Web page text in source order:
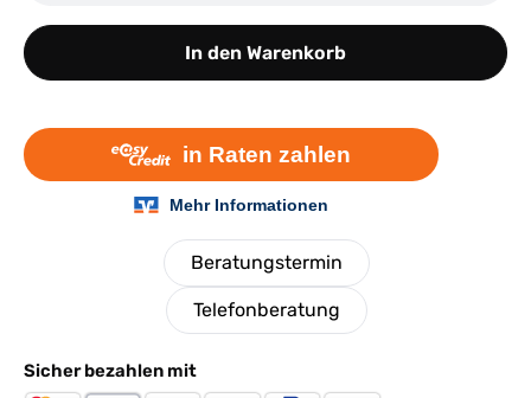
In den Warenkorb
Beratungstermin
Telefonberatung
Sicher bezahlen mit